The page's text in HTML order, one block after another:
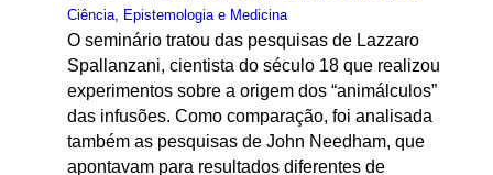
Ciência, Epistemologia e Medicina
O seminário tratou das pesquisas de Lazzaro
Spallanzani, cientista do século 18 que realizou
experimentos sobre a origem dos “animálculos”
das infusões. Como comparação, foi analisada
também as pesquisas de John Needham, que
apontavam para resultados diferentes de